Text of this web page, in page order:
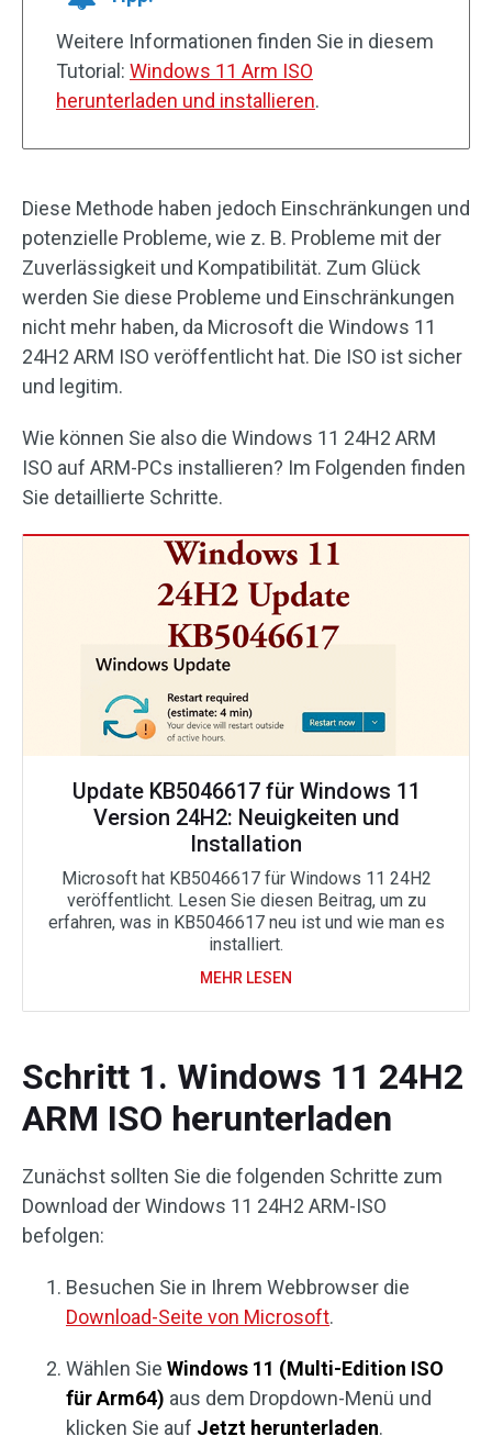
Weitere Informationen finden Sie in diesem
Tutorial: Windows 11 Arm ISO
herunterladen und installieren.
Diese Methode haben jedoch Einschränkungen und
potenzielle Probleme, wie z. B. Probleme mit der
Zuverlässigkeit und Kompatibilität. Zum Glück
werden Sie diese Probleme und Einschränkungen
nicht mehr haben, da Microsoft die Windows 11
24H2 ARM ISO veröffentlicht hat. Die ISO ist sicher
und legitim.
Wie können Sie also die Windows 11 24H2 ARM
ISO auf ARM-PCs installieren? Im Folgenden finden
Sie detaillierte Schritte.
Update KB5046617 für Windows 11
Version 24H2: Neuigkeiten und
Installation
Microsoft hat KB5046617 für Windows 11 24H2
veröffentlicht. Lesen Sie diesen Beitrag, um zu
erfahren, was in KB5046617 neu ist und wie man es
installiert.
MEHR LESEN
Schritt 1. Windows 11 24H2
ARM ISO herunterladen
Zunächst sollten Sie die folgenden Schritte zum
Download der Windows 11 24H2 ARM-ISO
befolgen:
Besuchen Sie in Ihrem Webbrowser die
Download-Seite von Microsoft.
Wählen Sie Windows 11 (Multi-Edition ISO
für Arm64) aus dem Dropdown-Menü und
klicken Sie auf Jetzt herunterladen.